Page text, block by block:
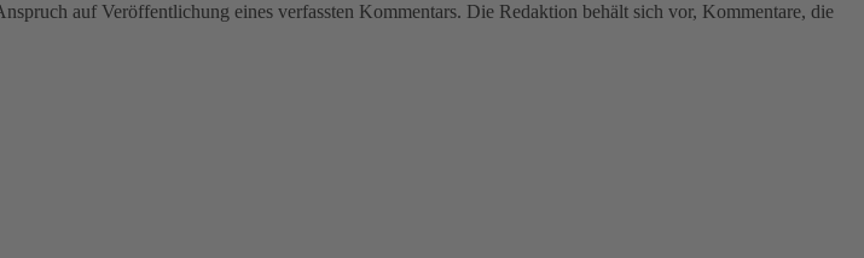
auf Veröffentlichung eines verfassten Kommentars. Die Redaktion behält sich vor, Kommentare, die